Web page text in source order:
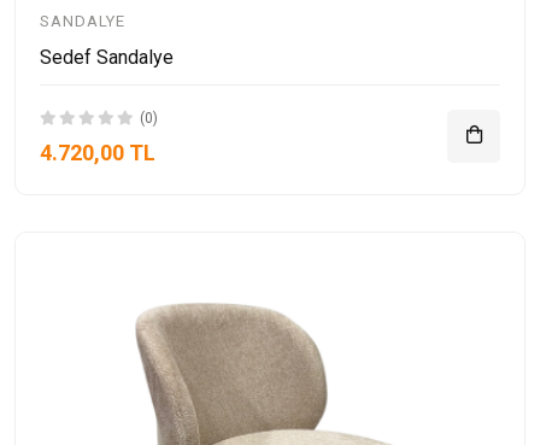
SANDALYE
Sedef Sandalye
(0)
4.720,00 TL